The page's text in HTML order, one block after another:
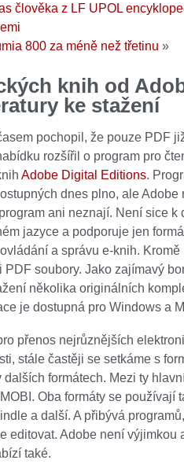
člověka z LF UPOL
800 za méně než třetinu »
knih od
ke stažení
pochopil, že pouze PDF
rozšířil o program pro
Adobe Digital Editions.
dnes plno, ale Adobe
ani neznají. Není sice k
jazyce a podporuje jen
a správu e-knih. Kromě
soubory. Jako zajímavý
několika originálních
je dostupná pro Windows a
přenos nejrůznějších
stále častěji se setkáme s
formátech. Mezi ty
Oba formáty se používají
a další. A přibývá
editovat. Adobe není výjimkou
také.